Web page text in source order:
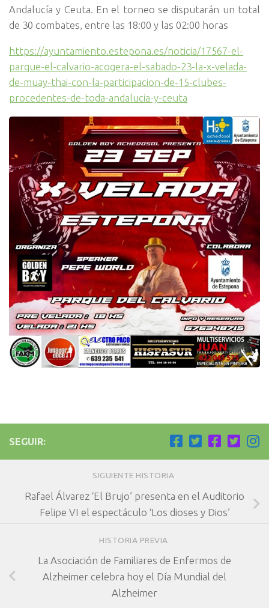
Andalucía y Ceuta. En el torneo se disputarán un total
de 30 combates, entre las 18:00 y las 02:00 horas
https://ayuntamiento.estepona.es/noticia/17567-el-
parque-el-calvario-acogera-el-sabado-23-la-x-velada-
de-muay-thai-con-la-participacion-de-15-clubes-
procedentes-de-toda-andalucia-y-ceuta
SEGUIR:
SIGUIENTE HISTORIA
Rafael Álvarez ‘El Brujo’ presenta en el Auditorio
Felipe VI el espectáculo ‘Los dioses y Dios’
HISTORIA PREVIA
La Asociación de Familiares de Enfermos de
Alzheimer celebra hoy el Día Mundial del
Alzheimer